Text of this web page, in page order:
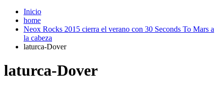
Inicio
home
Neox Rocks 2015 cierra el verano con 30 Seconds To Mars a
la cabeza
laturca-Dover
laturca-Dover